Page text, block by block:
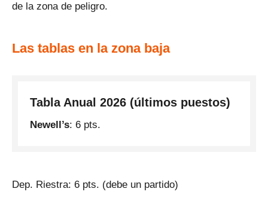
de la zona de peligro.
Las tablas en la zona baja
Tabla Anual 2026 (últimos puestos)
Newell’s: 6 pts.
Dep. Riestra: 6 pts. (debe un partido)